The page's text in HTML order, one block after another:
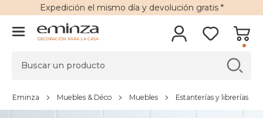
Expedición el mismo día y devolución gratis*
DECORACIÓN PARA LA CASA
Eminza Muebles & Déco Muebles Estanterías y librerías